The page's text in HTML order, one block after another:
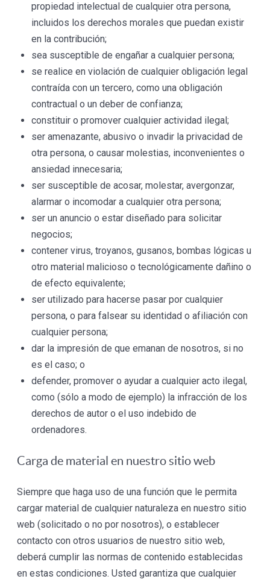
propiedad intelectual de cualquier otra persona,
incluidos los derechos morales que puedan existir
en la contribución;
sea susceptible de engañar a cualquier persona;
se realice en violación de cualquier obligación legal
contraída con un tercero, como una obligación
contractual o un deber de confianza;
constituir o promover cualquier actividad ilegal;
ser amenazante, abusivo o invadir la privacidad de
otra persona, o causar molestias, inconvenientes o
ansiedad innecesaria;
ser susceptible de acosar, molestar, avergonzar,
alarmar o incomodar a cualquier otra persona;
ser un anuncio o estar diseñado para solicitar
negocios;
contener virus, troyanos, gusanos, bombas lógicas u
otro material malicioso o tecnológicamente dañino o
de efecto equivalente;
ser utilizado para hacerse pasar por cualquier
persona, o para falsear su identidad o afiliación con
cualquier persona;
dar la impresión de que emanan de nosotros, si no
es el caso; o
defender, promover o ayudar a cualquier acto ilegal,
como (sólo a modo de ejemplo) la infracción de los
derechos de autor o el uso indebido de
ordenadores.
Carga de material en nuestro sitio web
Siempre que haga uso de una función que le permita
cargar material de cualquier naturaleza en nuestro sitio
web (solicitado o no por nosotros), o establecer
contacto con otros usuarios de nuestro sitio web,
deberá cumplir las normas de contenido establecidas
en estas condiciones. Usted garantiza que cualquier